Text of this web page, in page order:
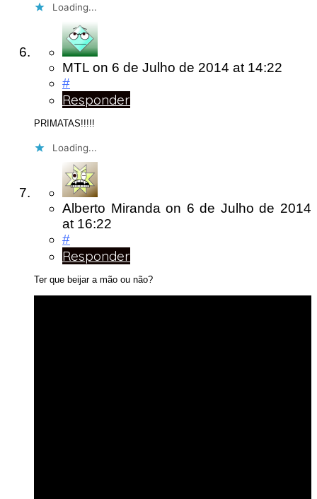
Loading...
MTL on 6 de Julho de 2014 at 14:22
#
Responder
PRIMATAS!!!!!
Loading...
Alberto Miranda on 6 de Julho de 2014
at 16:22
#
Responder
Ter que beijar a mão ou não?